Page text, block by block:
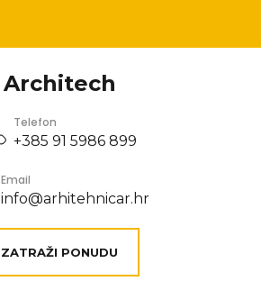
Architech
Telefon
+385 91 5986 899
Email
info@arhitehnicar.hr
ZATRAŽI PONUDU